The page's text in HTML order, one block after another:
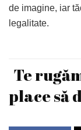
de imagine, iar
legalitate.
Te
place să